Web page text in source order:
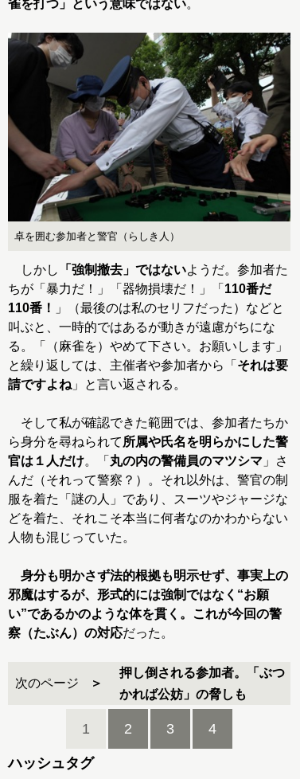
雀を打つ」という意味ではない。
卓を囲む参加者と警官（らしき人）
しかし 「強制撤去」ではないようだ。参加者た
ちが「暴力だ！」「器物損壊だ！」「 110番だ
110番！
」（最後のは私のセリフだった）などと
叫ぶと、一時的ではあるが動きが遠慮がちにな
る。「（麻雀を）やめて下さい。お願いします」
と繰り返しては、主催者や参加者から「 それは要
請ですよね 」と言い返される。
そして私が確認できた範囲では、参加者たちか
ら身分を尋ねられて所属や氏名を明らかにした警
官は１人だけ。「 丸の内の警備員のマツシマ 」さ
んだ（それって警察？）。それ以外は、警官の制
服を着た「謎の人」であり、スーツやジャージな
どを着た、それこそ本当に何者なのかわからない
人物も混じっていた。
身分も明かさず法的根拠も明示せず、事実上の
邪魔はするが、形式的には強制ではなく“お願
い”であるかのような体を貫く。これが今回の警
察（たぶん）の対応だった。
次のページ
押し倒される参加者。「ぶつ
かれば公妨」の脅しも
1 2 3 4
ハッシュタグ